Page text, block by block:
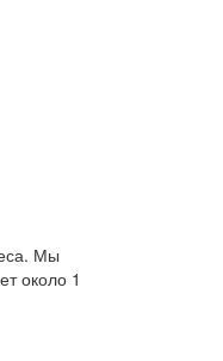
Мы
около 1